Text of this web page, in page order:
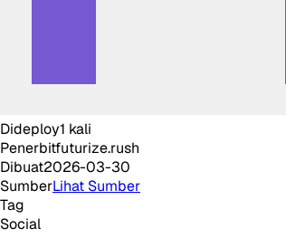
Dideploy1 kali
Penerbitfuturize.rush
Dibuat2026-03-30
SumberLihat Sumber
Tag
Social